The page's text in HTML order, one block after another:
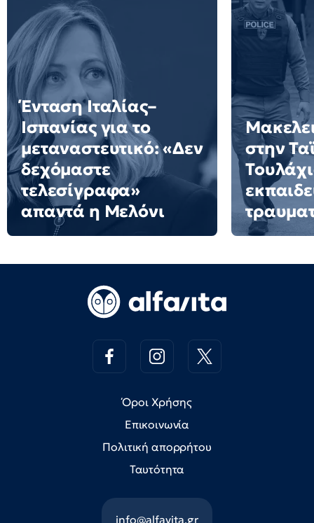
Ένταση Ιταλίας–
Ισπανίας για το
μεταναστευτικό: «Δεν
δεχόμαστε
τελεσίγραφα»
απαντά η Μελόνι
στην
Όροι Χρήσης
Επικοινωνία
Πολιτική απορρήτου
Ταυτότητα
info@alfavita.gr